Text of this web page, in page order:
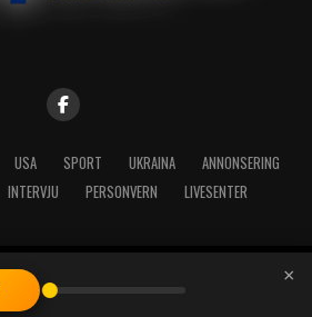
USA SPORT UKRAINA
ANNONSERING
INTERVJU PERSONVERN LIVESENTER
AS | Radio Haugaland - Haraldsgata 114,
post@radioh.no - Telefon: 52717273
×